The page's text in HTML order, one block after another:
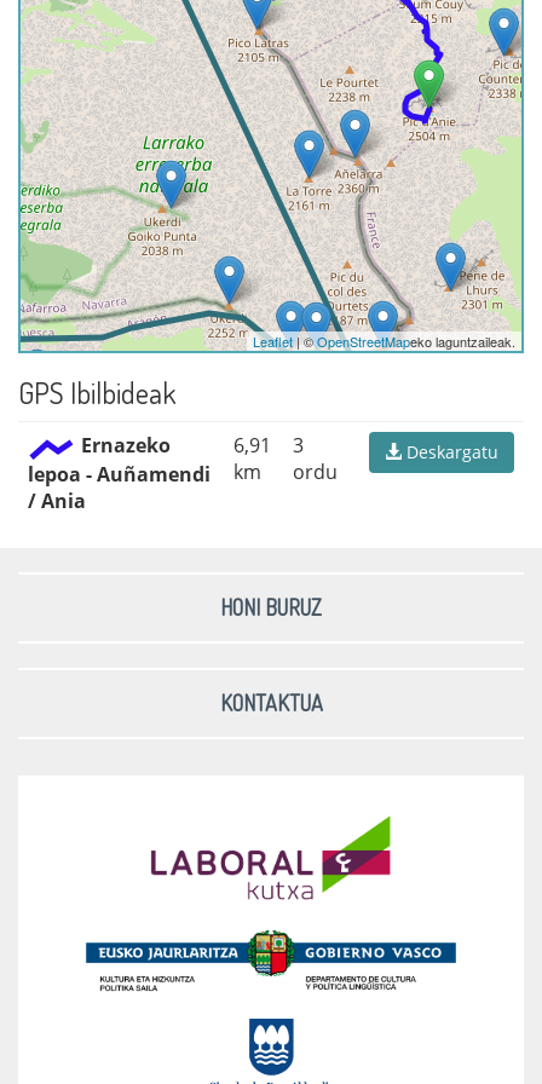
Leaflet| ©OpenStreetMapeko laguntzaileak.
GPS Ibilbideak
Ernazeko
lepoa - Auñamendi
/ Ania
6,91
km
3
ordu
Deskargatu
HONI BURUZ
KONTAKTUA